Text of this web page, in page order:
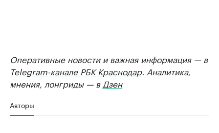
Оперативные новости и важная информация — в
Telegram-канале РБК Краснодар. Аналитика,
мнения, лонгриды — в Дзен
Авторы